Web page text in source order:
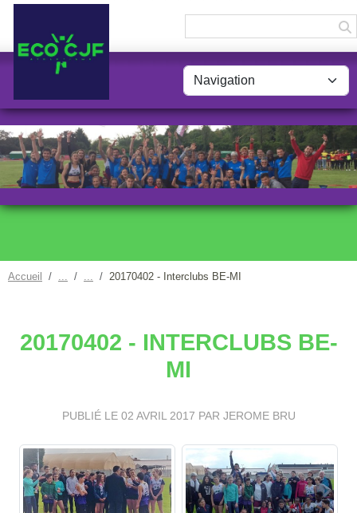
Accueil 20170402 - Interclubs BE-MI
20170402 - INTERCLUBS BE-
MI
PUBLIÉ LE 02 AVRIL 2017 PAR JEROME BRU